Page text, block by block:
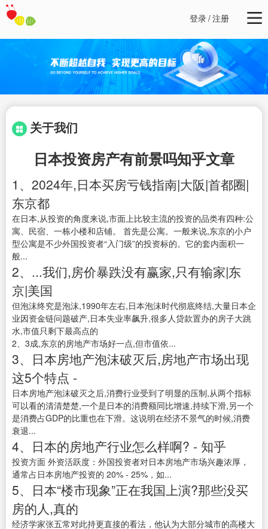
登录/注册
关于我们
日本投资房产有前景吗知乎文章
1、2024年,日本买房亏钱指南|大阪|首都圈|
东京都
在日本,从投资的角度来说,市面上比较主流的投资的品类有四种:公
寓、民宿、一栋小楼和店铺。 首先是公寓。一般来说,东京的小户
型公寓是不少外国投资者“入门级”的投资标的。它的套内面积一
般...
2、...我们,房价暴跌没有赢家,只有输家|东
京|美国
但泡沫终究是泡沫,1990年左右,日本泡沫时代彻底终结,大量日本企
业因资金链问题破产,日本失业率飙升,很多人贷款置办的房子大跳
水,市值只剩下最高点的
2、3成,东京的房地产市场好一点,但市值依...
3、日本房地产泡沫破灭后,房地产市场出现
这5个特点 -
日本房地产泡沫破灭之后,消费行业受到了明显的压制,从两个指标
可以看的清清楚楚,一个是日本的消费额同比增速,持续下滑,另一个
是消费占GDP的比重也在下滑。这说明在经济不景气的时候,消费
衰退...
4、日本的房地产行业怎么样啊? - 知乎
投资方面 外资活跃度：外国投资者对日本房地产市场兴趣浓厚，
通常占日本房地产投资的 20% - 25%，如...
5、日本“楼市现象”正在我国上演?那些没买
房的人,真的
经济学家张五常对此持更直接的看法，他认为大部分城市的高楼大